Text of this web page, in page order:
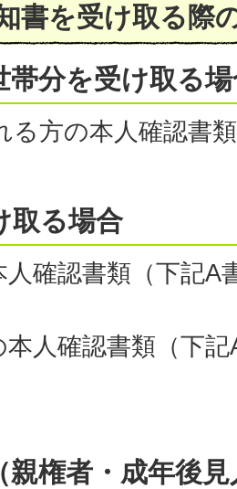
書を受け取る際
帯分を受け取る
る方の本人確認書
取る場合
人確認書類（下記A
本人確認書類（下
親権者・成年後